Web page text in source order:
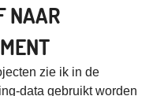
NAAR
zie ik in de
data gebruikt worden